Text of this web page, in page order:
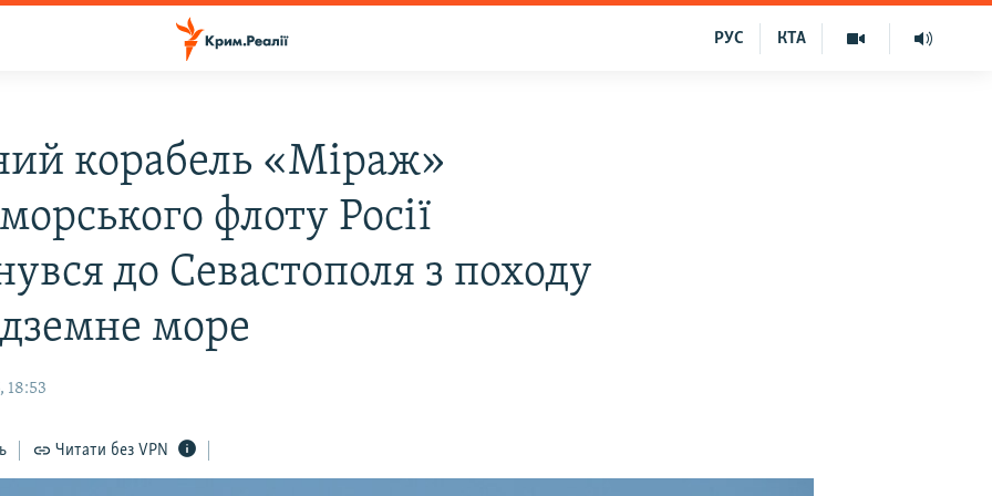
КТА
РУС
корабель «Міраж»
флоту Росії
до Севастополя з походу
море
18:53
Читати без VPN